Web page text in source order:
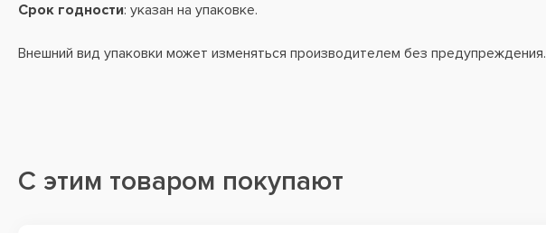
Срок годности: указан на упаковке.
Внешний вид упаковки может изменяться производителем без предупреждения.
С этим товаром покупают